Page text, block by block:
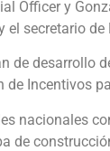
Officer y
el secretario
de desarrollo
Incentivos
nacionales
de